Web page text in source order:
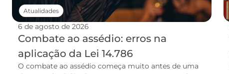
6 de agosto de 2026
Combate ao assédio: erros na
aplicação da Lei 14.786
O combate ao assédio começa muito antes de uma
Atualidades